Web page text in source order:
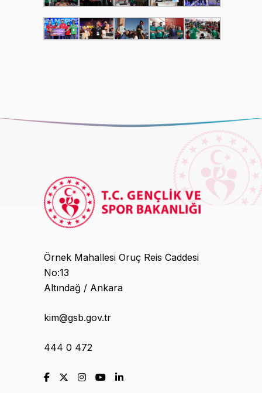
Örnek Mahallesi Oruç Reis Caddesi
No:13
Altındağ / Ankara
kim@gsb.gov.tr
444 0 472